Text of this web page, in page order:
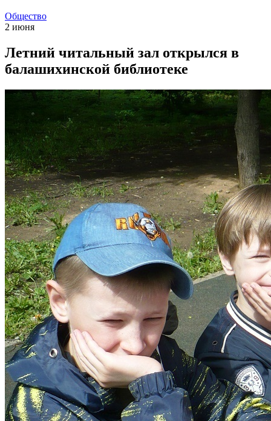
Общество
2 июня
Летний читальный зал открылся в
балашихинской библиотеке